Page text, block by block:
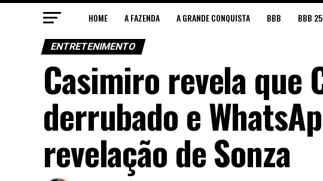
HOME A FAZENDA A GRANDE CONQUISTA BBB BBB 25
ENTRETENIMENTO
Casimiro revela que
derrubado e
revelação de Sonza